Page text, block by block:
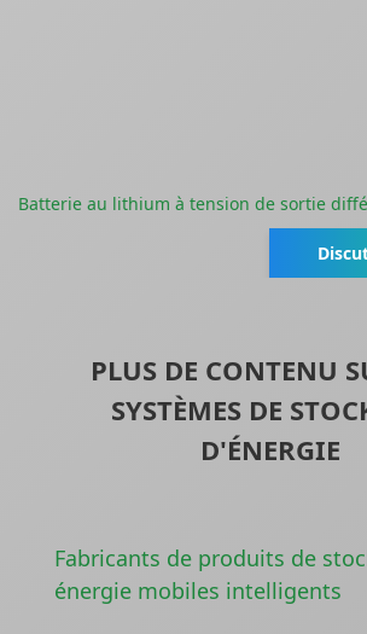
Batterie au lithium à tension de sortie
PLUS DE CONTENU
SYSTÈMES DE
D'ÉNERGIE
Fabricants de produits de
énergie mobiles intelligents